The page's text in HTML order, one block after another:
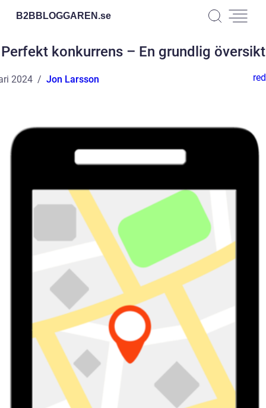
B2BBLOGGAREN.se
Perfekt konkurrens – En grundlig översikt
2024 Jon Larsson